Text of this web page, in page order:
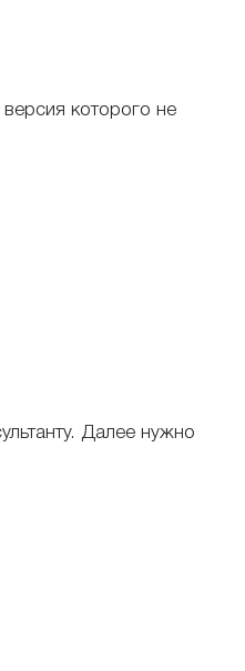
которого не
Далее нужно